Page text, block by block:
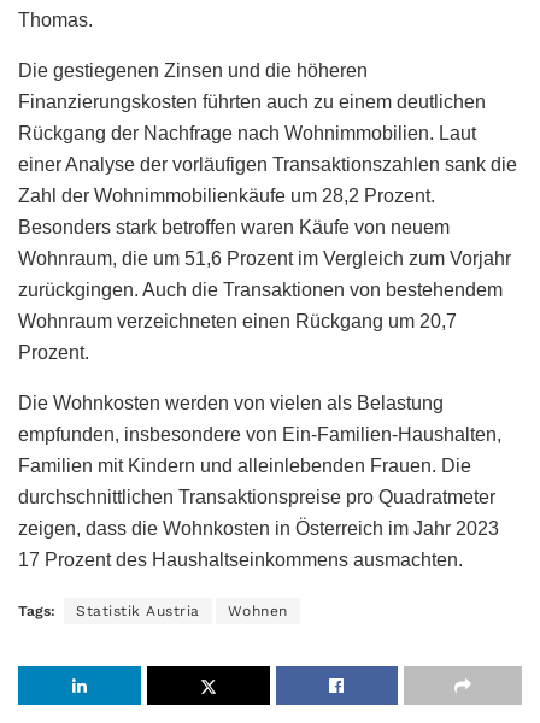
Thomas.
Die gestiegenen Zinsen und die höheren
Finanzierungskosten führten auch zu einem deutlichen
Rückgang der Nachfrage nach Wohnimmobilien. Laut
einer Analyse der vorläufigen Transaktionszahlen sank die
Zahl der Wohnimmobilienkäufe um 28,2 Prozent.
Besonders stark betroffen waren Käufe von neuem
Wohnraum, die um 51,6 Prozent im Vergleich zum Vorjahr
zurückgingen. Auch die Transaktionen von bestehendem
Wohnraum verzeichneten einen Rückgang um 20,7
Prozent.
Die Wohnkosten werden von vielen als Belastung
empfunden, insbesondere von Ein-Familien-Haushalten,
Familien mit Kindern und alleinlebenden Frauen. Die
durchschnittlichen Transaktionspreise pro Quadratmeter
zeigen, dass die Wohnkosten in Österreich im Jahr 2023
17 Prozent des Haushaltseinkommens ausmachten.
Tags: Statistik Austria Wohnen